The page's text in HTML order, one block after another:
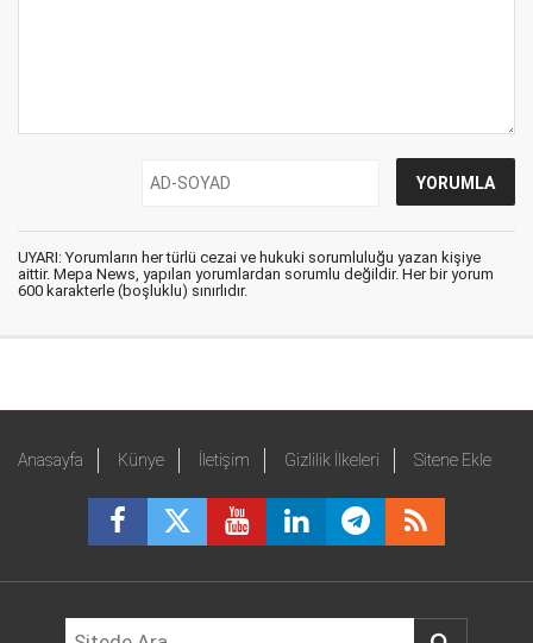
UYARI: Yorumların her türlü cezai ve hukuki sorumluluğu yazan kişiye
aittir. Mepa News, yapılan yorumlardan sorumlu değildir. Her bir yorum
600 karakterle (boşluklu) sınırlıdır.
Anasayfa Künye İletişim Gizlilik İlkeleri Sitene Ekle